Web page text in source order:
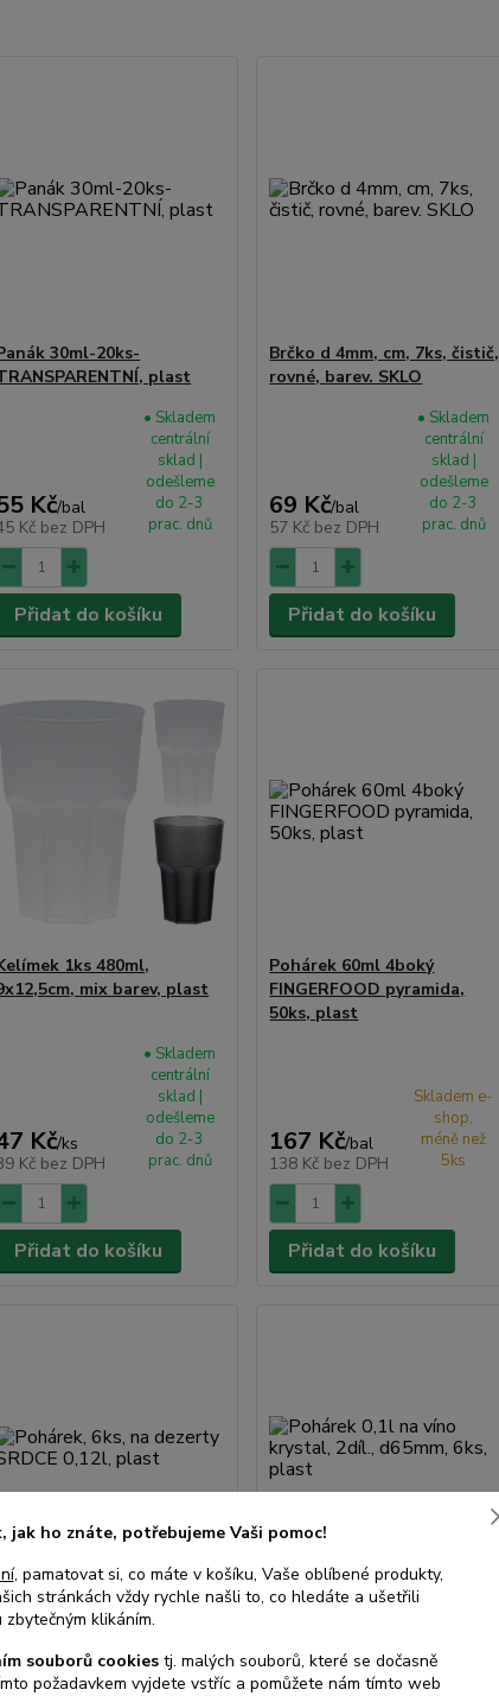
30ml-20ks-
plast
Kč/bal
Kč bez DPH
• Skladem
centrální
sklad |
odešleme
do 2-3
prac. dnů
Přidat do košíku
Brčko d 4mm, cm, 7ks, čistič,
rovné, barev. SKLO
69 Kč/bal
57 Kč bez DPH
• Skladem
centrální
sklad |
odešleme
do 2-3
prac. dnů
Přidat do košíku
1ks 480ml,
mix barev, plast
Kč/ks
Kč bez DPH
• Skladem
centrální
sklad |
odešleme
do 2-3
prac. dnů
Přidat do košíku
Pohárek 60ml 4boký
FINGERFOOD pyramida,
50ks, plast
167 Kč/bal
138 Kč bez DPH
Skladem e-
shop,
méně než
5ks
Přidat do košíku
6ks, na dezerty
0,12l, plast
• Skladem
Pohárek 0,1l na víno
plast
• Skladem
jak ho znáte, potřebujeme Vaši pomoc!
, pamatovat si, co máte v košíku, Vaše oblíbené produkty,
stránkách vždy rychle našli to, co hledáte a ušetřili
klikáním.
souborů cookies tj. malých souborů, které se dočasně
požadavkem vyjdete vstříc a pomůžete nám tímto web